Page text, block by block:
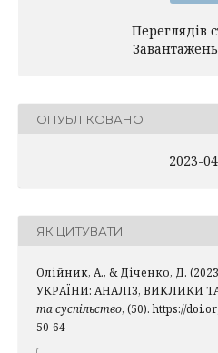
Переглядів
Завантажень
ОПУБЛІКОВАНО
2023-
ЯК ЦИТУВАТИ
Олійник, А., & Діченко, Д.
УКРАЇНИ: АНАЛІЗ, ВИКЛИКИ
та суспільство, (50). https://
50-64